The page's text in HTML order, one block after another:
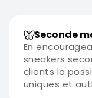
Seconde
En
sneakers
clients la
uniques et